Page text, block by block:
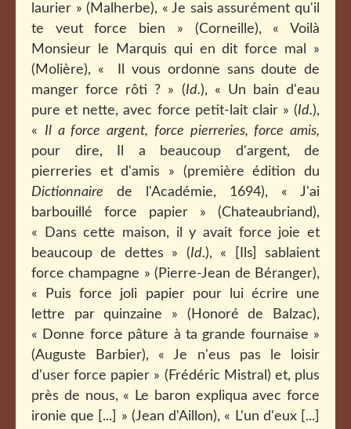
laurier » (Malherbe), «Je sais assurément qu'il
te veut force bien » (Corneille), « Voilà
Monsieur le Marquis qui en dit force mal »
(Molière), « Il vous ordonne sans doute de
manger force rôti ? » (Id.), « Un bain d'eau
pure et nette, avec force petit-lait clair » (Id.),
« Il a force argent, force pierreries, force amis,
pour dire, Il a beaucoup d'argent, de
pierreries et d'amis » (première édition du
Dictionnaire de l'Académie, 1694), « J'ai
barbouillé force papier » (Chateaubriand),
« Dans cette maison, il y avait force joie et
beaucoup de dettes » (Id.), « [Ils] sablaient
force champagne » (Pierre-Jean de Béranger),
« Puis force joli papier pour lui écrire une
lettre par quinzaine » (Honoré de Balzac),
« Donne force pâture à ta grande fournaise »
(Auguste Barbier), « Je n'eus pas le loisir
d'user force papier » (Frédéric Mistral) et, plus
près de nous, « Le baron expliqua avec force
ironie que [...] » (Jean d'Aillon), « L'un d'eux [...]